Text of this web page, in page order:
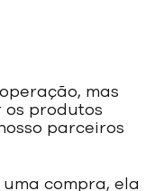
mas
os produtos
parceiros
compra, ela